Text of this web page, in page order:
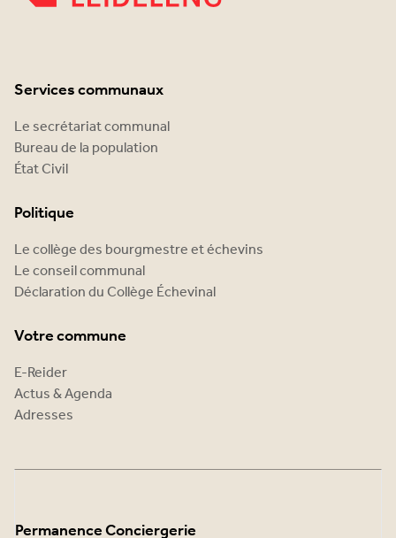
Services communaux
Le secrétariat communal
Bureau de la population
État Civil
Politique
Le collège des bourgmestre et échevins
Le conseil communal
Déclaration du Collège Échevinal
Votre commune
E-Reider
Actus & Agenda
Adresses
Permanence Conciergerie